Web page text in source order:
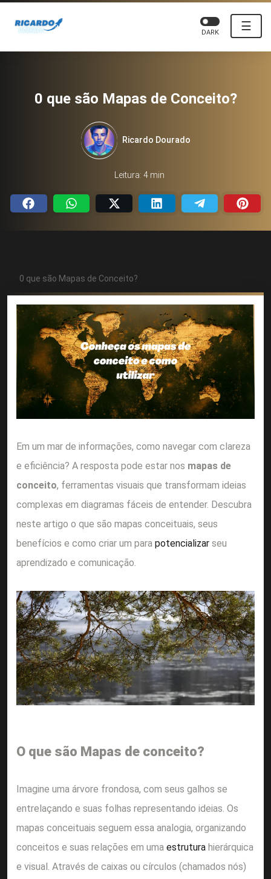
☰
DARK
0 que são Mapas de Conceito?
Ricardo Dourado
Leitura: 4 min
0 que são Mapas de Conceito?
Em um mar de informações, como navegar com clareza
e eficiência? A resposta pode estar nos mapas de
conceito, ferramentas visuais que transformam ideias
complexas em diagramas fáceis de entender. Descubra
neste artigo o que são mapas conceituais, seus
benefícios e como criar um para potencializar seu
aprendizado e comunicação.
O que são Mapas de conceito?
Imagine uma árvore frondosa, com seus galhos se
entrelaçando e suas folhas representando ideias. Os
mapas conceituais seguem essa analogia, organizando
conceitos e suas relações em uma estrutura hierárquica
e visual. Através de caixas ou círculos (chamados nós)